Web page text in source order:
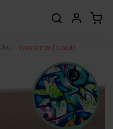
| Transparent | Sample